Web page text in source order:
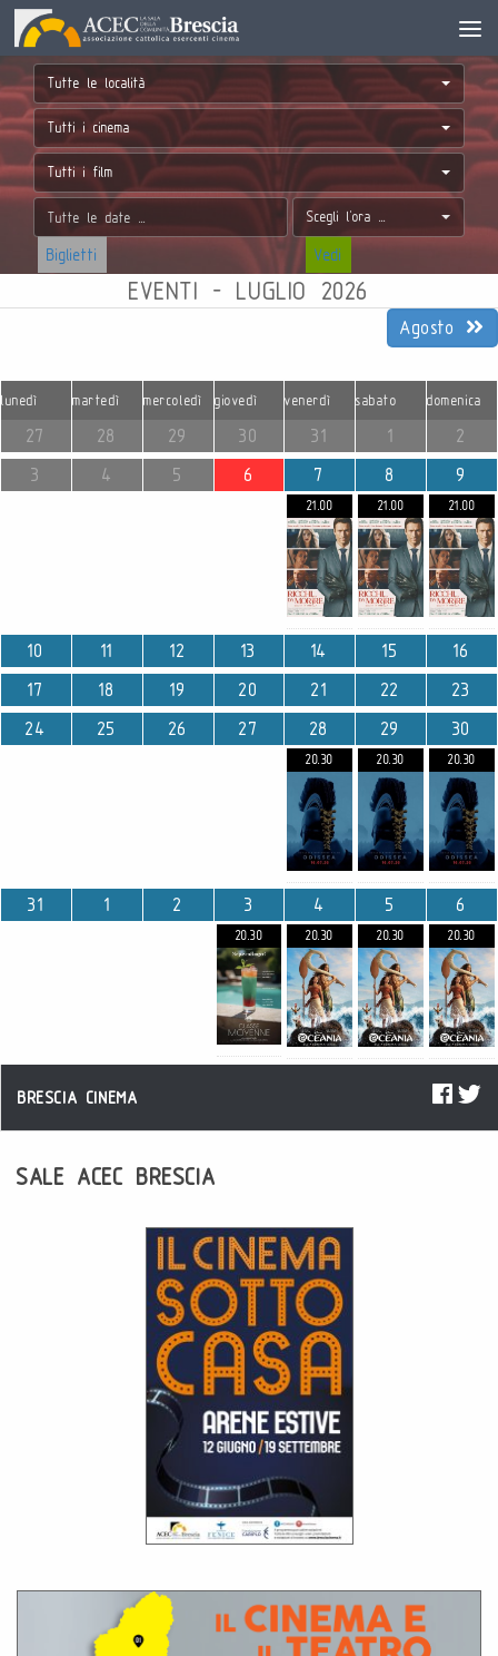
Tutte le località
Tutti i cinema
Tutti i film
Scegli l'ora ...
Biglietti Vedi
EVENTI - LUGLIO 2026
Agosto
lunedì martedì mercoledì giovedì venerdì sabato domenica
27 28 29 30 31 1
2
3
4 5 6 7
21.00
8
21.00
9
21.00
10 11 12 13 14 15
16
17
18 19 20 21 22
23
24
25 26 27 28
20.30
29
20.30
30
20.30
31 1 2 3
20.30
4
20.30
5
20.30
6
20.30
BRESCIA CINEMA
SALE ACEC BRESCIA